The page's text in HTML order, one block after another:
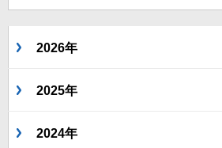
2026年
2025年
2024年